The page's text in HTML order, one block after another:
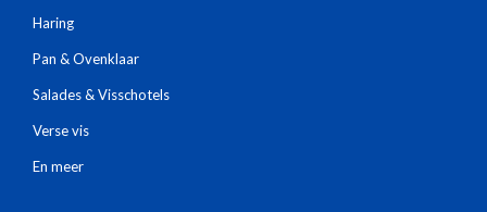
Haring
Pan & Ovenklaar
Salades & Visschotels
Verse vis
En meer